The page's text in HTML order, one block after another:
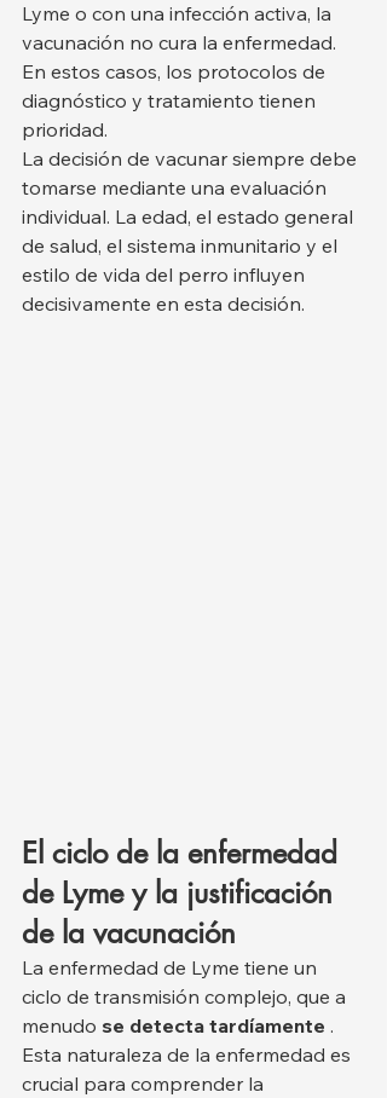
Lyme o con una infección activa, la
vacunación no cura la enfermedad.
En estos casos, los protocolos de
diagnóstico y tratamiento tienen
prioridad.
La decisión de vacunar siempre debe
tomarse mediante una evaluación
individual. La edad, el estado general
de salud, el sistema inmunitario y el
estilo de vida del perro influyen
decisivamente en esta decisión.
El ciclo de la enfermedad
de Lyme y la justificación
de la vacunación
La enfermedad de Lyme tiene un
ciclo de transmisión complejo, que a
menudo se detecta tardíamente .
Esta naturaleza de la enfermedad es
crucial para comprender la